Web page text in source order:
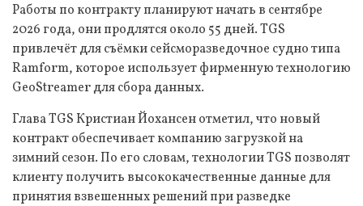
Работы по контракту планируют начать в сентябре
2026 года, они продлятся около 55 дней. TGS
привлечёт для съёмки сейсморазведочное судно типа
Ramform, которое использует фирменную технологию
GeoStreamer для сбора данных.
Глава TGS Кристиан Йохансен отметил, что новый
контракт обеспечивает компанию загрузкой на
зимний сезон. По его словам, технологии TGS позволят
клиенту получить высококачественные данные для
принятия взвешенных решений при разведке